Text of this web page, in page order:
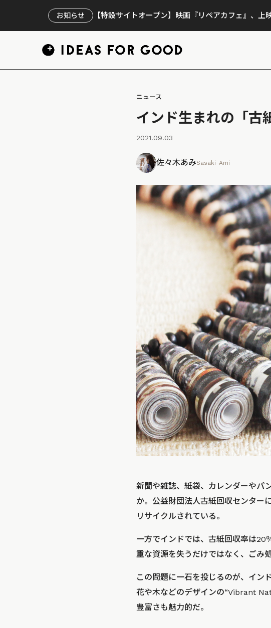
お知らせ 【特設サイトオープン】映画『リペアカフェ』、上
ニュース
インド生まれの「古
2021.09.03
佐々木あみSasaki-Ami
新聞や雑誌、紙袋、カレンダーやパ
か。公益財団法人古紙回収センター
リサイクルされている。
一方でインドでは、古紙回収率は20
重な資源を失うだけではなく、ごみ
この問題に一石を投じるのが、イン
花や木などのデザインの“Vibrant
豊富さも魅力的だ。